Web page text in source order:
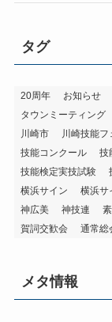
タグ
20周年 お知らせ
タウンミーティング
川崎市
川崎技能
技能コンクール
技
技能検定実技試験
横浜サイン
横浜サ
神広美
神技連
賀詞交歓会
通常総
メタ情報